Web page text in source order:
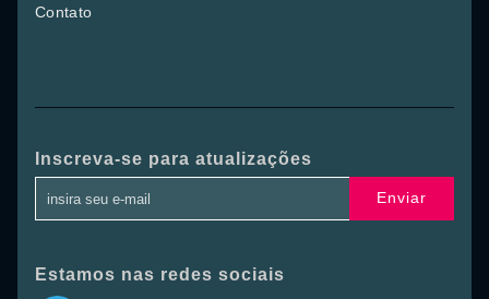
Contato
Inscreva-se para atualizações
Enviar
Estamos nas redes sociais